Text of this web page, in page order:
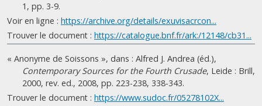
1, pp. 3-9.
Voir en ligne : https://archive.org/details/exuvisacrcon...
Trouver le document : https://catalogue.bnf.fr/ark:/12148/cb31...
« Anonyme de Soissons », dans : Alfred J. Andrea (éd.),
Contemporary Sources for the Fourth Crusade, Leide : Brill,
2000, rev. ed., 2008, pp. 223-238, 338-343.
Trouver le document : https://www.sudoc.fr/05278102X...